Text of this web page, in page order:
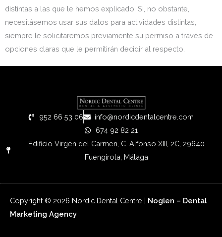
distintas a las que le hemos explicado. Si, no obstante,
necesitásemos usar sus datos para actividades distintas,
siempre le solicitaremos previamente su permiso a través de
opciones claras que le permitirán decidir al respecto.
952 66 53 06
info@nordicdentalcentre.com
674 92 82 21
Edificio Virgen del Carmen, C. Alfonso XIII, 2C, 29640
Fuengirola, Málaga
Copyright © 2026 Nordic Dental Centre | Noglen – Dental
Marketing Agency